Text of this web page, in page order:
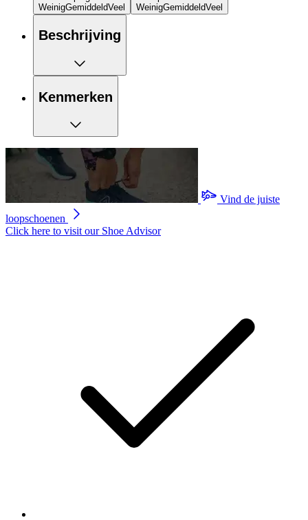
WeinigGemiddeldVeel
WeinigGemiddeldVeel
Beschrijving
Kenmerken
Vind de juiste
loopschoenen
Click here to visit our Shoe Advisor